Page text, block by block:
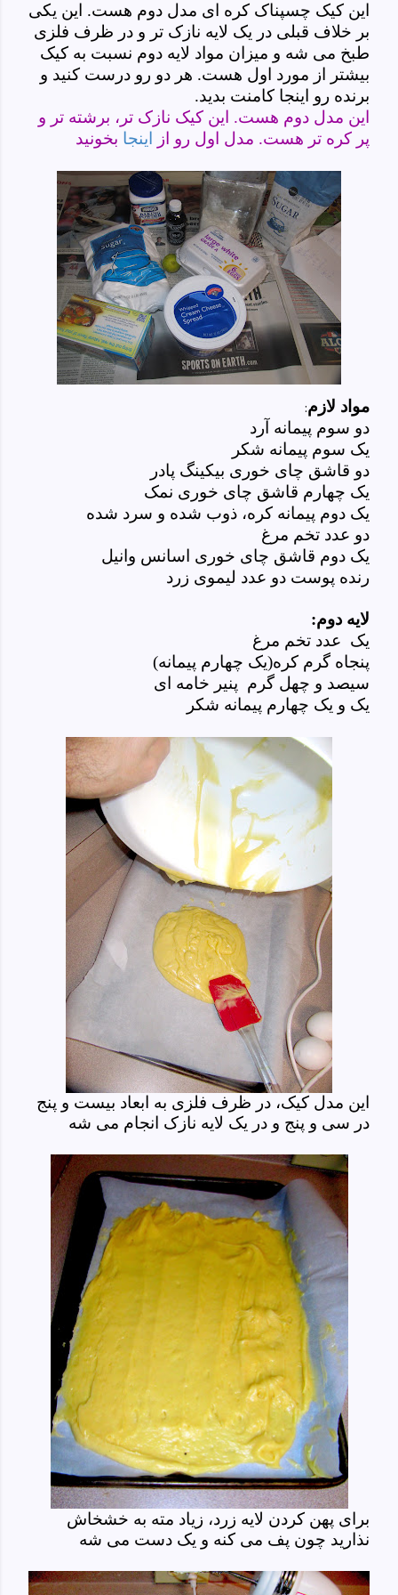
این کیک چسپناک کره ای مدل دوم هست. این یکی
بر خلاف قبلی در یک لایه نازک تر و در ظرف فلزی
طبخ می شه و میزان مواد لایه دوم نسبت به کیک
بیشتر از مورد اول هست. هر دو رو درست کنید و
برنده رو اینجا کامنت بدید.
این مدل دوم هست. این کیک نازک تر، برشته تر و
پر کره تر هست. مدل اول رو از اینجا بخونید
:مواد لازم
دو سوم پیمانه آرد
یک سوم پیمانه شکر
دو قاشق چای خوری بیکینگ پادر
یک چهارم قاشق چای خوری نمک
یک دوم پیمانه کره، ذوب شده و سرد شده
دو عدد تخم مرغ
یک دوم قاشق چای خوری اسانس وانیل
رنده پوست دو عدد لیموی زرد
لایه دوم:
یک عدد تخم مرغ
پنجاه گرم کره(یک چهارم پیمانه)
سیصد و چهل گرم پنیر خامه ای
یک و یک چهارم پیمانه شکر
این مدل کیک، در ظرف فلزی به ابعاد بیست و پنج
در سی و پنج و در یک لایه نازک انجام می شه
برای پهن کردن لایه زرد، زیاد مته به خشخاش
نذارید چون پف می کنه و یک دست می شه